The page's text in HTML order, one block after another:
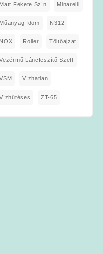
Matt Fekete Szín Minarelli
Műanyag Idom N312
NOX Roller Töltőajzat
Vezérmű Láncfeszítő Szett
VSM Vízhatlan
Vízhűtéses ZT-65